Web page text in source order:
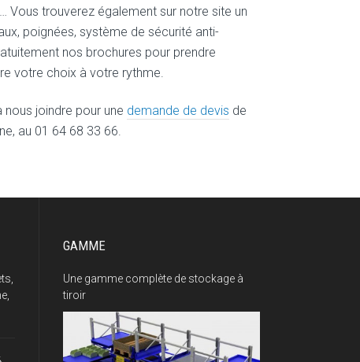
Vous trouverez également sur notre site un
poignées, système de sécurité anti-
nos brochures pour prendre
votre choix à votre rythme.
nous joindre pour une demande de devis de
au 01 64 68 33 66.
GAMME
Une gamme complète de stockage à
tiroir